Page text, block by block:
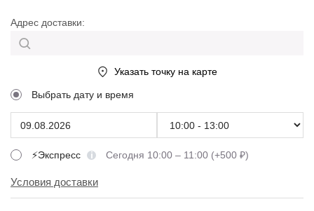
Адрес доставки:
Указать точку на карте
Выбрать дату и время
⚡Экспресс Сегодня 10:00 – 11:00 (+500 ₽)
Условия доставки